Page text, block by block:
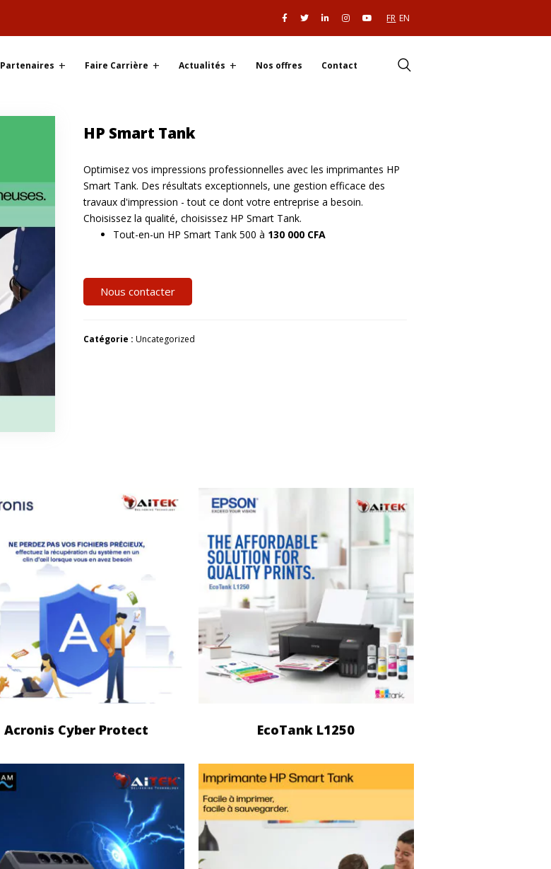
FR EN
Partenaires Faire Carrière Actualités Nos offres Contact
HP Smart Tank
Optimisez vos impressions professionnelles avec les imprimantes HP
Smart Tank. Des résultats exceptionnels, une gestion efficace des
travaux d'impression - tout ce dont votre entreprise a besoin.
Choisissez la qualité, choisissez HP Smart Tank.
Tout-en-un HP Smart Tank 500 à 130 000 CFA
Nous contacter
Catégorie : Uncategorized
Acronis Cyber Protect EcoTank L1250